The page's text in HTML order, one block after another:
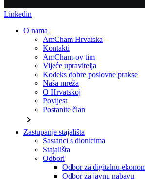
Linkedin
O nama
AmCham Hrvatska
Kontakti
AmCham-ov tim
Vijeće upravitelja
Kodeks dobre poslovne prakse
Naša mreža
O Hrvatskoj
Povijest
Postanite član
chevron_right
Zastupanje stajališta
Sastanci s dionicima
Stajališta
Odbori
Odbor za digitalnu
Odbor za javnu nabavu